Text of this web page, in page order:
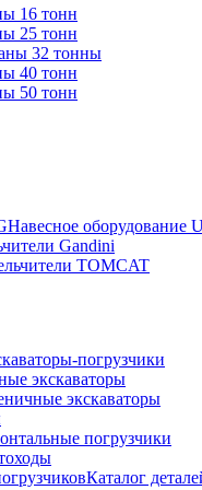
16 тонн
25 тонн
32 тонны
40 тонн
50 тонн
Навесное оборудование
Gandini
TOMCAT
погрузчики
экскаваторы
экскаваторы
погрузчики
Каталог